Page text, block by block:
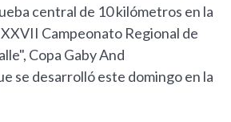
central de 10 kilómetros en la
Campeonato Regional de
Copa Gaby And
se desarrolló este domingo en la